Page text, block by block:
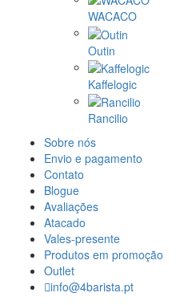
WACACO
Outin
Kaffelogic
Rancilio
Sobre nós
Envio e pagamento
Contato
Blogue
Avaliações
Atacado
Vales-presente
Produtos em promoção
Outlet
info@4barista.pt